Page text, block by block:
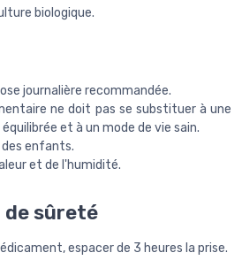
biologique.
journalière recommandée.
ne doit pas se substituer à une
et à un mode de vie sain.
des enfants.
et de l'humidité.
sûreté
espacer de 3 heures la prise.